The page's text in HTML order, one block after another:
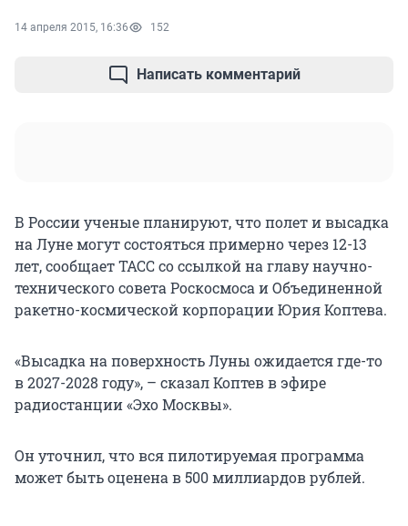
14 апреля 2015, 16:36 152
Написать комментарий
В России ученые планируют, что полет и высадка
на Луне могут состояться примерно через 12-13
лет, сообщает ТАСС со ссылкой на главу научно-
технического совета Роскосмоса и Объединенной
ракетно-космической корпорации Юрия Коптева.
«Высадка на поверхность Луны ожидается где-то
в 2027-2028 году», – сказал Коптев в эфире
радиостанции «Эхо Москвы».
Он уточнил, что вся пилотируемая программа
может быть оценена в 500 миллиардов рублей.